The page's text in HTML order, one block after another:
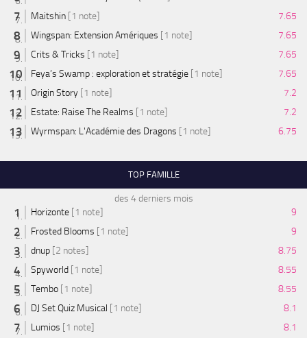
Maitshin [1 note]
7.65
Wingspan: Extension Amériques [1 note]
7.65
Crits & Tricks [1 note]
7.65
Feya’s Swamp : exploration et stratégie [1 note]
7.65
Origin Story [1 note]
7.2
Estate: Raise The Realms [1 note]
7.2
Wyrmspan: L'Académie des Dragons [1 note] 6.75
TOP FAMILLE
des 4 derniers mois
Horizonte [1 note]
9
Frosted Blooms [1 note]
9
dnup [2 notes]
8.75
Spyworld [1 note]
8.55
Tembo [1 note]
8.55
DJ Set Quiz Musical [1 note]
8.1
Lumios [1 note]
8.1